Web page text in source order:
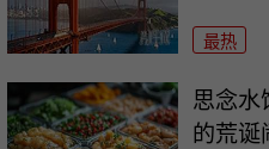
最热
思念水
的荒诞